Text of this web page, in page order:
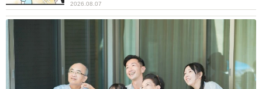
2026.08.07